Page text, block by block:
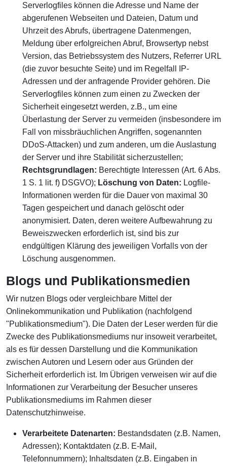
Serverlogfiles können die Adresse und Name der
abgerufenen Webseiten und Dateien, Datum und
Uhrzeit des Abrufs, übertragene Datenmengen,
Meldung über erfolgreichen Abruf, Browsertyp nebst
Version, das Betriebssystem des Nutzers, Referrer URL
(die zuvor besuchte Seite) und im Regelfall IP-
Adressen und der anfragende Provider gehören. Die
Serverlogfiles können zum einen zu Zwecken der
Sicherheit eingesetzt werden, z.B., um eine
Überlastung der Server zu vermeiden (insbesondere im
Fall von missbräuchlichen Angriffen, sogenannten
DDoS-Attacken) und zum anderen, um die Auslastung
der Server und ihre Stabilität sicherzustellen;
Rechtsgrundlagen: Berechtigte Interessen (Art. 6 Abs.
1 S. 1 lit. f) DSGVO); Löschung von Daten: Logfile-
Informationen werden für die Dauer von maximal 30
Tagen gespeichert und danach gelöscht oder
anonymisiert. Daten, deren weitere Aufbewahrung zu
Beweiszwecken erforderlich ist, sind bis zur
endgültigen Klärung des jeweiligen Vorfalls von der
Löschung ausgenommen.
Blogs und Publikationsmedien
Wir nutzen Blogs oder vergleichbare Mittel der
Onlinekommunikation und Publikation (nachfolgend
"Publikationsmedium"). Die Daten der Leser werden für die
Zwecke des Publikationsmediums nur insoweit verarbeitet,
als es für dessen Darstellung und die Kommunikation
zwischen Autoren und Lesern oder aus Gründen der
Sicherheit erforderlich ist. Im Übrigen verweisen wir auf die
Informationen zur Verarbeitung der Besucher unseres
Publikationsmediums im Rahmen dieser
Datenschutzhinweise.
Verarbeitete Datenarten: Bestandsdaten (z.B. Namen,
Adressen); Kontaktdaten (z.B. E-Mail,
Telefonnummern); Inhaltsdaten (z.B. Eingaben in